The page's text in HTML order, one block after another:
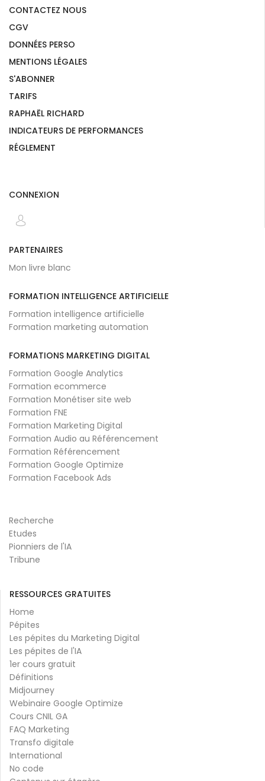
CONTACTEZ NOUS
CGV
DONNÉES PERSO
MENTIONS LÉGALES
S'ABONNER
TARIFS
RAPHAËL RICHARD
INDICATEURS DE PERFORMANCES
RÉGLEMENT
CONNEXION
PARTENAIRES
Mon livre blanc
FORMATION INTELLIGENCE ARTIFICIELLE
Formation intelligence artificielle
Formation marketing automation
FORMATIONS MARKETING DIGITAL
Formation Google Analytics
Formation ecommerce
Formation Monétiser site web
Formation FNE
Formation Marketing Digital
Formation Audio au Référencement
Formation Référencement
Formation Google Optimize
Formation Facebook Ads
Recherche
Etudes
Pionniers de l'IA
Tribune
RESSOURCES GRATUITES
Home
Pépites
Les pépites du Marketing Digital
Les pépites de l'IA
1er cours gratuit
Définitions
Midjourney
Webinaire Google Optimize
Cours CNIL GA
FAQ Marketing
Transfo digitale
International
No code